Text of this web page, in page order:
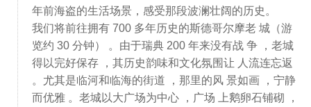
年前海盗的生活场景，感受那段波澜壮阔的历史。
我们将前往拥有 700 多年历史的斯德哥尔摩老 城（游
览约 30 分钟） 。由于瑞典 200 年来没有战 争 ，老城
得以完好保存 ，其历史韵味和文化氛围让 人流连忘返
。尤其是临河和临海的街道 ，那里的风 景如画 ，宁静
而优雅 。老城以大广场为中心 ，广场 上鹅卵石铺砌 ，